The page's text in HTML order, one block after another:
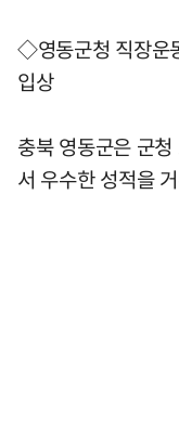
◇영동군청 직장운
입상
충북 영동군은 군
서 우수한 성적을